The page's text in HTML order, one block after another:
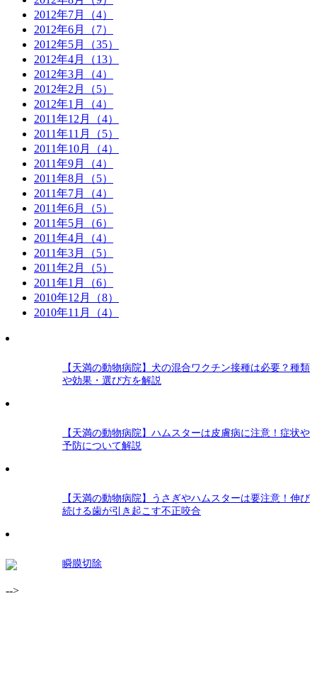
2012年7月（4）
2012年6月（7）
2012年5月（35）
2012年4月（13）
2012年3月（4）
2012年2月（5）
2012年1月（4）
2011年12月（4）
2011年11月（5）
2011年10月（4）
2011年9月（4）
2011年8月（5）
2011年7月（4）
2011年6月（5）
2011年5月（6）
2011年4月（4）
2011年3月（5）
2011年2月（5）
2011年1月（6）
2010年12月（8）
2010年11月（4）
【天満の動物病院】犬の混合ワクチン接種は必要？種類
や効果・選び方を解説
【天満の動物病院】ハムスターは皮膚病に注意！症状や
予防について解説
【天満の動物病院】うさぎやハムスターは要注意！伸び
続ける歯が引き起こす不正咬合
瞬膜切除
-->